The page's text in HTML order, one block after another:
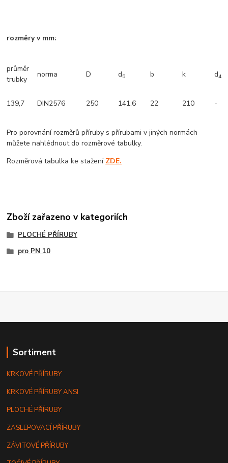
rozměry v mm:
průměr
trubky
norma D d5 b k d4
139,7 DIN2576 250 141,6 22 210 -
Pro porovnání rozměrů příruby s přírubami v jiných normách
můžete nahlédnout do rozměrové tabulky.
Rozměrová tabulka ke stažení ZDE.
Zboží zařazeno v kategoriích
PLOCHÉ PŘÍRUBY
pro PN 10
Sortiment
KRKOVÉ PŘÍRUBY
KRKOVÉ PŘÍRUBY ANSI
PLOCHÉ PŘÍRUBY
ZASLEPOVACÍ PŘÍRUBY
ZÁVITOVÉ PŘÍRUBY